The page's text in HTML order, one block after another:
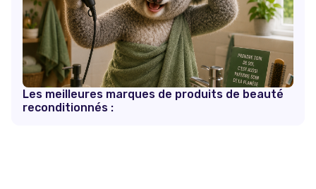
Les meilleures marques de produits de beauté
reconditionnés :